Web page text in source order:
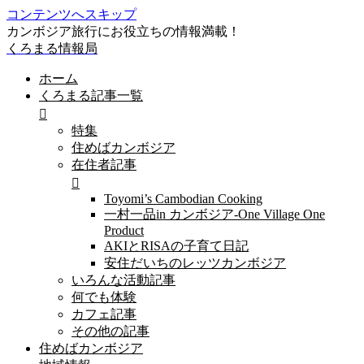
コンテンツへスキップ
カンボジア旅行にお役立ちの情報満載！
くろまる情報局
ホーム
くろまる記事一覧
特集
住めばカンボジア
在住者記事
Toyomi’s Cambodian Cooking
一村一品in カンボジア-One Village One
Product
AKIとRISAの子育て日記
安住だいちのレッツカンボジア
いろんな活動記事
何でも体験
カフェ記事
その他の記事
住めばカンボジア